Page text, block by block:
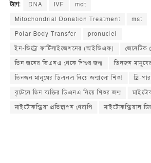
ট্যাগ: DNA IVF
mdt
Mitochondrial Donation Treatment
mst
Polar Body Transfer
pronuclei
ইন-ভিট্রো ফার্টিলাইজেশনের (আইভিএফ)
জেনেটিক
তিন জনের ডিএনএ থেকে শিশুর জন্ম
তিনজন
তিনজন মানুষের ডিএনএ নিয়ে জন্মালো শিশু!
থ্রি-
বৃটেনে তিন ব্যক্তির ডিএনএ নিয়ে শিশুর জন্ম
মাইটোকন্ড্রিয়া প্রতিস্থাপন থেরাপি
মাইটোকন্ড্রিয়াল